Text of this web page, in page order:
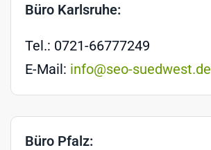
Büro Karlsruhe:
Tel.: 0721-66777249
E-Mail: info@seo-suedwest.de
Büro Pfalz: